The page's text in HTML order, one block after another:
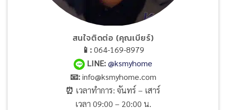
สนใจติดต่อ (คุณเบียร์)
📱:064-169-8979
LINE:@ksmyhome
📧:info@ksmyhome.com
⏰ เวลาทำการ: จันทร์ – เสาร์
เวลา 09:00 – 20:00 น.